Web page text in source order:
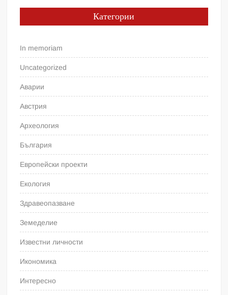
Категории
In memoriam
Uncategorized
Аварии
Австрия
Археология
България
Европейски проекти
Екология
Здравеопазване
Земеделие
Известни личности
Икономика
Интересно